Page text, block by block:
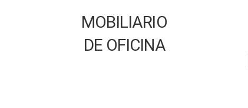
MOBILIARIO
DE OFICINA